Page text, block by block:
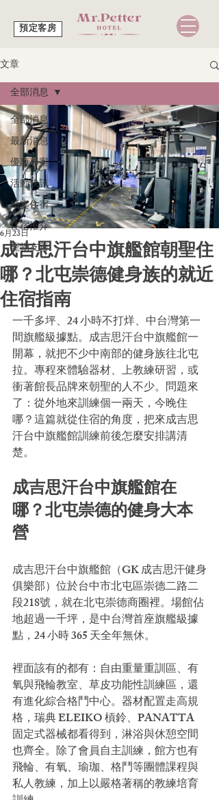
預定客房
文章
全部消息
最新消息
優惠專案
活動快訊
婚宴住宿
住宿推介
寵物友善
全部消息
成吉思汗台中旗艦館朝聖住
哪？北屯崇德健身族的就近
住宿指南
6月23日
一千多坪、24 小時不打烊、中台灣第一
間旗艦級據點。成吉思汗台中旗艦館一
開幕，就把不少中南部的健身族往北屯
拉。專程來體驗器材、上教練研習，或
衝著館長品牌來朝聖的人不少。問題來
了：從外地來訓練個一兩天，今晚住
哪？這篇就從住宿的角度，把來成吉思
汗台中旗艦館訓練前後怎麼安排講清
楚。
成吉思汗台中旗艦館在
哪？北屯崇德的健身大本
營
成吉思汗台中旗艦館（GK 成吉思汗健身
俱樂部）位於台中市北屯區崇德二路二
段218號，就在北屯崇德商圈裡。場館佔
地超過一千坪，是中台灣首座旗艦級據
點，24 小時 365 天全年無休。
裡面該有的都有：自由重量重訓區、有
氧與飛輪教室、草皮功能性訓練區，還
有進化綜合格鬥中心。器材配置走高規
格，瑞典 ELEIKO 槓鈴、PANATTA
固定式器械都看得到，淋浴與休憩空間
也齊全。除了會員自主訓練，館方也有
飛輪、有氧、瑜珈、格鬥等團體課程與
私人教練，加上以嚴格著稱的教練培育